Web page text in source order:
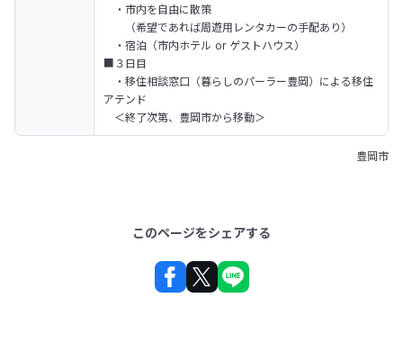
・市内を自由に散策
（希望であれば周遊用レンタカーの手配あり）
・宿泊（市内ホテル or ゲストハウス）
■３日目
・移住相談窓口（暮らしのパーラー豊岡）による移住
アテンド
＜終了次第、豊岡市から移動＞
豊岡市
このページをシェアする